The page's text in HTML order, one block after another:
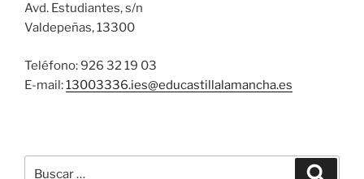
Avd. Estudiantes, s/n
Valdepeñas, 13300
Teléfono: 926 32 19 03
E-mail:13003336.ies@educastillalamancha.es